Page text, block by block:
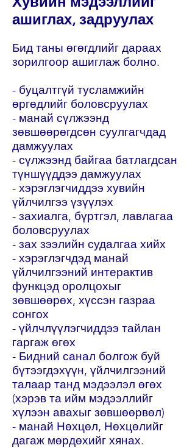
ашиглах, задруулах
Бид таны өгөгдлийг дараах
зорилгоор ашиглаж болно.
- буцалтгүй тусламжийн
өргөдлийг боловсруулах
- манай сүлжээнд
зөвшөөрөгдсөн суулгагчдад
дамжуулах
- сүлжээнд байгаа батлагдсан
түншүүддээ дамжуулах
- хэрэглэгчиддээ хувийн
үйлчилгээ үзүүлэх
- захиалга, бүртгэл, лавлагаа
боловсруулах
- зах зээлийн судалгаа хийх
- хэрэглэгчдэд манай
үйлчилгээний интерактив
функцэд оролцохыг
зөвшөөрөх, хүссэн газраа
сонгох
- үйлчлүүлэгчиддээ тайлан
гаргаж өгөх
- Бидний санал болгож буй
бүтээгдэхүүн, үйлчилгээний
талаар танд мэдээлэл өгөх
(хэрэв та ийм мэдээллийг
хүлээн авахыг зөвшөөрвөл)
- манай Нөхцөл, Нөхцөлийг
дагаж мөрдөхийг хянах.